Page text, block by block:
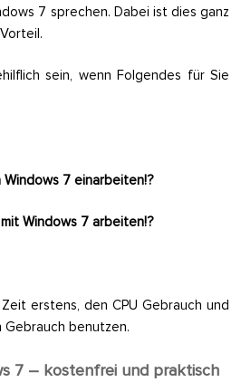
7 sprechen. Dabei ist dies ganz
sein, wenn Folgendes für Sie
Windows 7 einarbeiten!?
Windows 7 arbeiten!?
erstens, den CPU Gebrauch und
Gebrauch benutzen.
7 – kostenfrei und praktisch